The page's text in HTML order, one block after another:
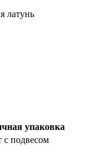
латунь
упаковка
с подвесом